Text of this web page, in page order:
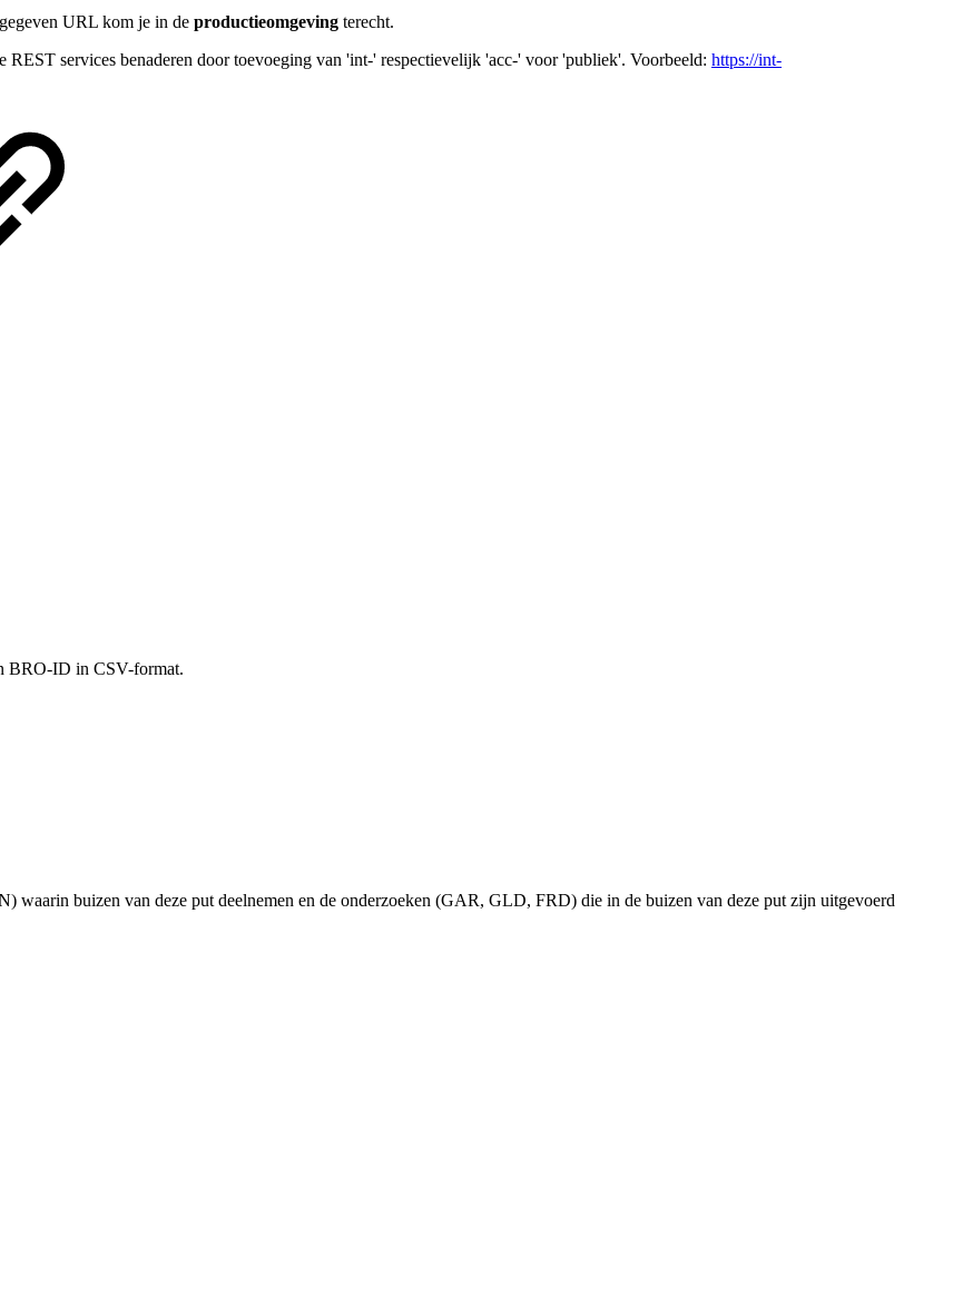
URL kom je in de productieomgeving terecht.
REST services benaderen door toevoeging van 'int-' respectievelijk 'acc-' voor 'publiek'. Voorbeeld: https://int-
BRO-ID in CSV-format.
waarin buizen van deze put deelnemen en de onderzoeken (GAR, GLD, FRD) die in de buizen van deze put zijn uitgevoerd